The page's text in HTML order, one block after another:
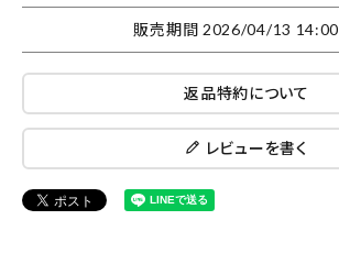
販売期間 2026/04/13 14:00
返品特約について
レビューを書く